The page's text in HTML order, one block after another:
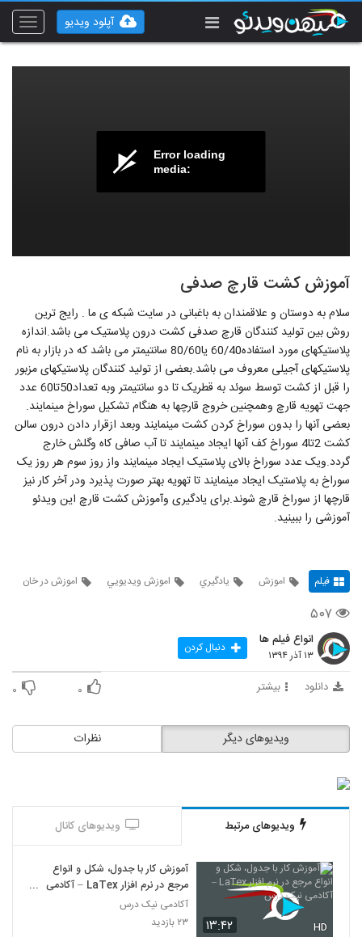
Toggle
آپلود ویدیو
Error loading
media:
آموزش کشت قارچ صدفی
سلام به دوستان و علاقمندان به باغبانی در سایت شبکه ی ما . رایج ترین
روش بین تولید کنندگان قارچ صدفی کشت درون پلاستیک می باشد.اندازه
پلاستیکهای مورد استفاده60/40 یا80/60 سانتیمتر می باشد که در بازار به نام
پلاستیکهای آجیلی معروف می باشد.بعضی از تولید کنندگان پلاستیکهای مزبور
را قبل از کشت توسط سوئد به قطریک تا دو سانتیمتر وبه تعداد50تا60 عدد
جهت تهویه قارچ وهمچنین خروج قارچها به هنگام تشکیل سوراخ مینمایند.
بعضی آنها را بدون سوراخ کردن کشت مینمایند وبعد ازقرار دادن درون سالن
کشت 2تا4 سوراخ کف آنها ایجاد مینمایند تا آب صافی کاه وگلش خارج
گردد.ویک عدد سوراخ بالای پلاستیک ایجاد مینمایند واز روز سوم هر روز یک
سوراخ به پلاستیک ایجاد مینمایند تا تهویه بهتر صورت پذیرد ودر آخر کار نیز
قارچها از سوراخ قارچ شوند.برای یادگیری وآموزش کشت قارچ این ویدئو
آموزشی را ببینید.
فیلم اموزش يادگيري اموزش ويديويي اموزش در خان
۵۰۷
انواع فیلم ها
۱۳ آذر ۱۳۹۴ دنبال کردن
دانلود بیشتر ۰ ۰
نظرات ویدیوهای دیگر
ویدیوهای مرتبط ویدیوهای کانال
۱۳:۴۲ HD
آموزش کار با جدول، شکل و انواع
مرجع در نرم افزار LaTex – آکادمی
نیک درس
آکادمی نیک درس
۲۳ بازدید